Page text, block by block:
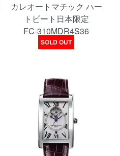
カレオートマチック ハー
トビート日本限定
FC-310MDR4S36
SOLD OUT